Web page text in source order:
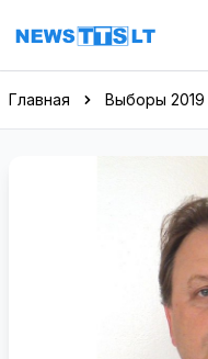
Перейти к
Главная Выборы 2019